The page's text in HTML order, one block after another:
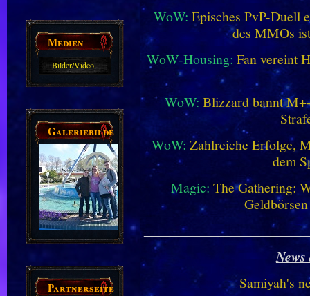
Medien
Bilder/Video
Galeriebilder
Partnerseiten
WoW: Episches PvP-Duell
des MMOs
WoW-Housing: Fan vereint
WoW:Blizzard bannt
WoW: Zahlreiche Erfolge,
dem
Magic: The Gathering:
Samiyah's